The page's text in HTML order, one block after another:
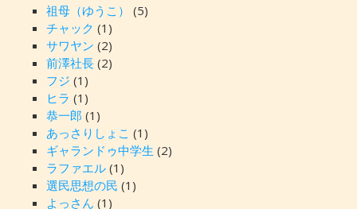
祖母（ゆうこ）
(5)
チャック (1)
サワヤン (2)
前澤社長(2)
フジ (1)
ヒラ (1)
恭一郎 (1)
あっさりしょこ (1)
ギャランドゥ中学生 (2)
ラファエル(1)
選民思想の民 (1)
よっさん (1)